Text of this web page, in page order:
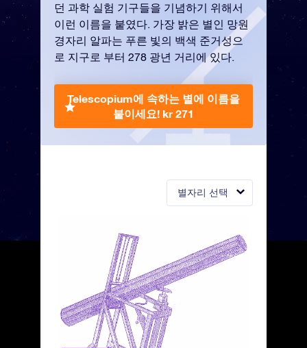
별자리 선택
던 과학 실험 기구들을 기념하기 위해서
이런 이름을 붙였다. 가장 밝은 별인 망원
경자리 알파는 푸른 빛의 백색 준거성으
로 지구로 부터 278 광년 거리에 있다.
Telescopium에 속하는 별에 이름을
붙이세요! kr 271